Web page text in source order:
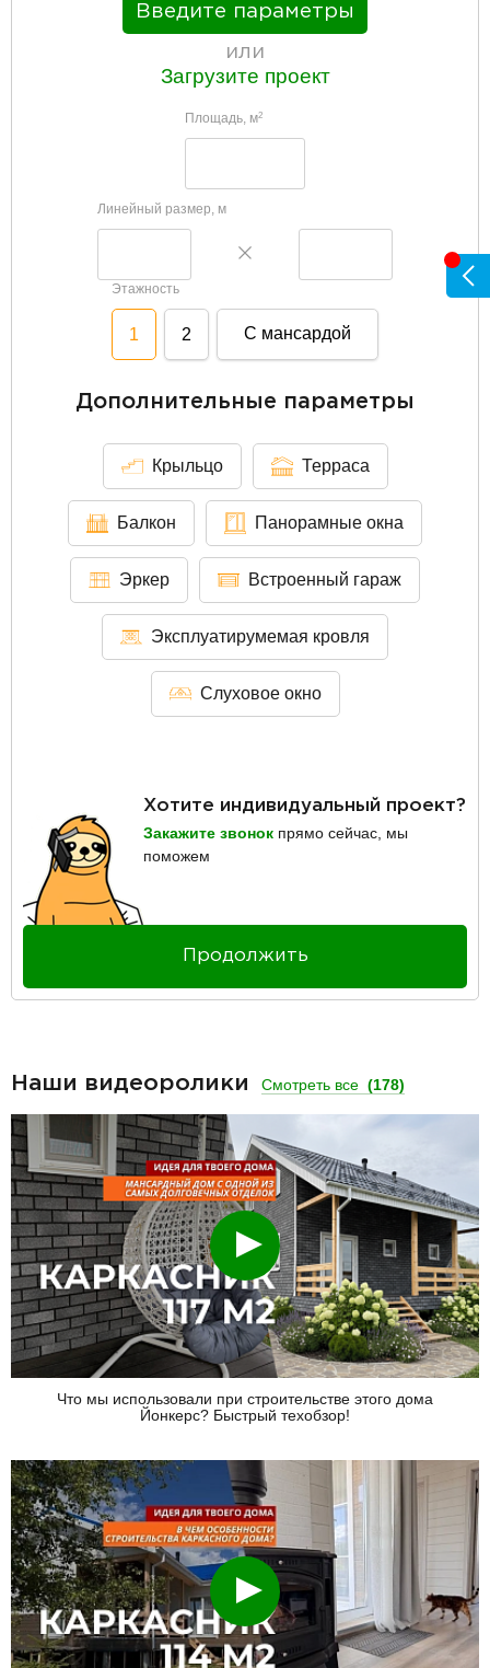
Введите параметры
или
Загрузите проект
Площадь, м2
Линейный размер, м
Этажность
1 2 С мансардой
Дополнительные параметры
Крыльцо Терраса
Балкон Панорамные окна
Эркер Встроенный гараж
Эксплуатирумемая кровля
Слуховое окно
Хотите индивидуальный проект?
Закажите звонок прямо сейчас, мы
поможем
Продолжить
Наши видеоролики Смотреть все (178)
Смотреть
Что мы использовали при строительстве этого дома
Йонкерс? Быстрый техобзор!
Смотреть